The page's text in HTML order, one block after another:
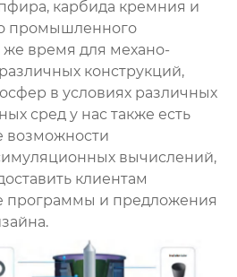
карбида кремния и
промышленного
же время для механо-
конструкций,
в условиях различных
сред у нас также есть
возможности
вычислений,
клиентам
программы и предложения